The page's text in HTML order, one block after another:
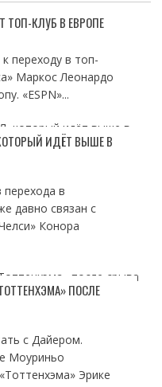
ТОП-КЛУБ В ЕВРОПЕ
переходу в топ-
Маркос Леонардо
«ESPN»...
ИДЁТ ВЫШЕ В
перехода в
давно связан с
Конора
ПОСЛЕ
с Дайером.
Моуриньо
Эрике